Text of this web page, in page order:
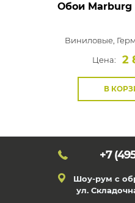
Обои Marburg
Виниловые,
Цена:
2
В
+7
Шоу-рум с
ул.